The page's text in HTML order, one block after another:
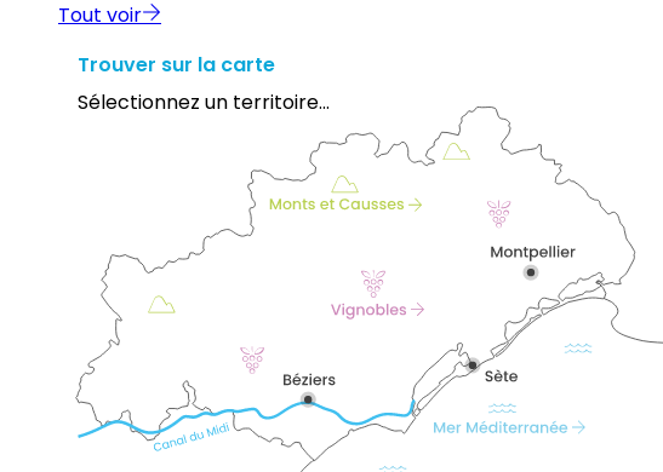
Tout voir
Trouver sur la carte
Sélectionnez un territoire...